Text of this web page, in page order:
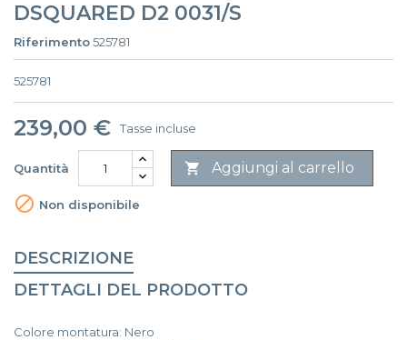
DSQUARED D2 0031/S
Riferimento525781
525781
239,00 € Tasse incluse
Quantità  Aggiungi al carrello
 Non disponibile
DESCRIZIONE
DETTAGLI DEL PRODOTTO
Colore montatura: Nero